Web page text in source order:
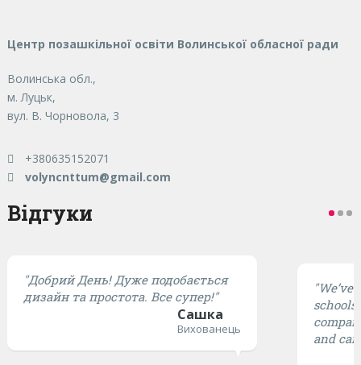
Центр позашкільної освіти Волинської обласної ради
Волинська обл.,
м. Луцьк,
вул. В. Чорновола, 3
+380635152071
volyncnttum@gmail.com
Відгуки
"Добрий День! Дуже подобається
дизайн та простота. Все супер!"
Сашка
Вихованець
and